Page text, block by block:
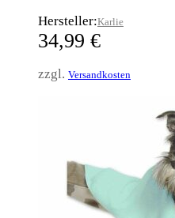
Hersteller:Karlie
34,99 €
zzgl. Versandkosten